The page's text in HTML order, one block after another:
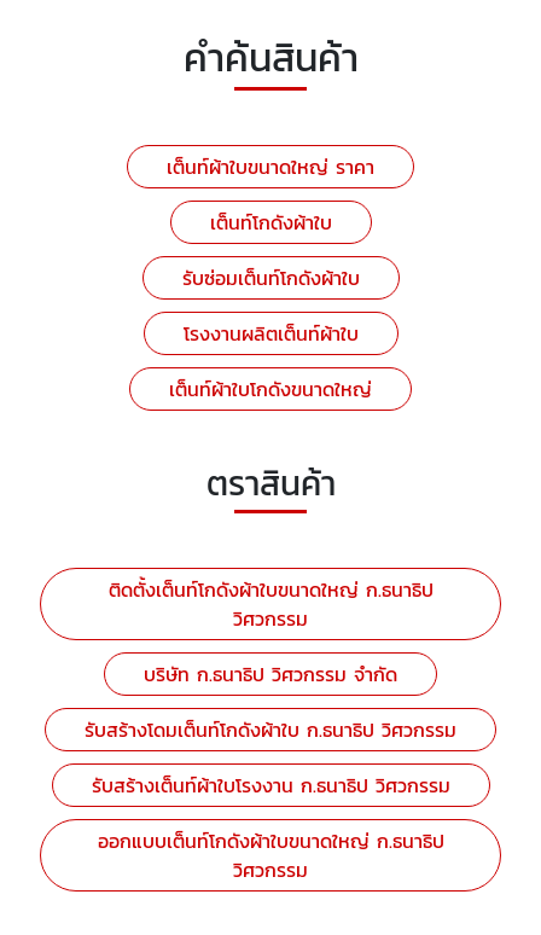
คำค้นสินค้า
เต็นท์ผ้าใบขนาดใหญ่ ราคา
เต็นท์โกดังผ้าใบ
รับซ่อมเต็นท์โกดังผ้าใบ
โรงงานผลิตเต็นท์ผ้าใบ
เต็นท์ผ้าใบโกดังขนาดใหญ่
ตราสินค้า
ติดตั้งเต็นท์โกดังผ้าใบขนาดใหญ่ ก.ธนาธิป
วิศวกรรม
บริษัท ก.ธนาธิป วิศวกรรม จำกัด
รับสร้างโดมเต็นท์โกดังผ้าใบ ก.ธนาธิป วิศวกรรม
รับสร้างเต็นท์ผ้าใบโรงงาน ก.ธนาธิป วิศวกรรม
ออกแบบเต็นท์โกดังผ้าใบขนาดใหญ่ ก.ธนาธิป
วิศวกรรม